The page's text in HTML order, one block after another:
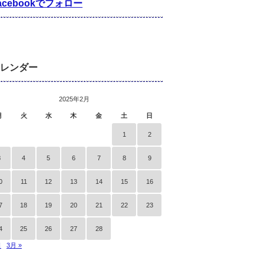
でフォロー
ンダー
2025年2月
火 水 木 金 土 日
1 2
4 5 6 7 8 9
11 12 13 14 15 16
18 19 20 21 22 23
25 26 27 28
3月 »